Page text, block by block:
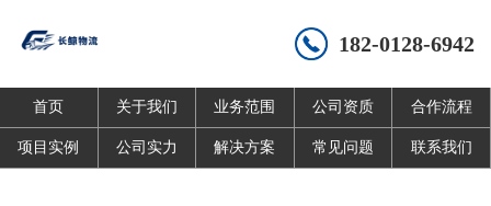
182-0128-6942
首页 关于我们 业务范围 公司资质 合作流程
项目实例 公司实力 解决方案 常见问题 联系我们